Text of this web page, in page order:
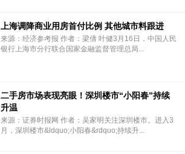
上海调降商业用房首付比例 其他城市料跟进
来源：经济参考报 作者：梁倩 叶健3月16日，中国人民
银行上海市分行联合国家金融监督管理总局...
二手房市场表现亮眼！深圳楼市“小阳春”持续
升温
来源：证券时报网 作者：吴家明关注深圳楼市。进入3
月，深圳楼市&ldquo;小阳春&rdquo;持续升...